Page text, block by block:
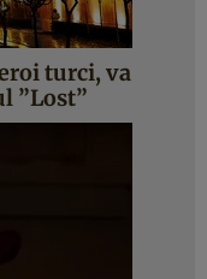
turci, va
”Lost”